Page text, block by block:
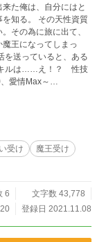
た俺は、自分にはと
知る。 その天性資質
その為に旅に出て、
王になってしまっ
キルは……え！？ 性技
愛情Max～
ノベルズにも投稿し
受け
魔王受け
6
文字数 43,778
登録日 2021.11.08